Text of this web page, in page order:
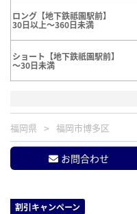
ロング【地下鉄祗園駅前】
30日以上～360日未満
ショート【地下鉄祇園駅前】
～30日未満
福岡県 福岡市博多区
お問合わせ
割引キャンペーン